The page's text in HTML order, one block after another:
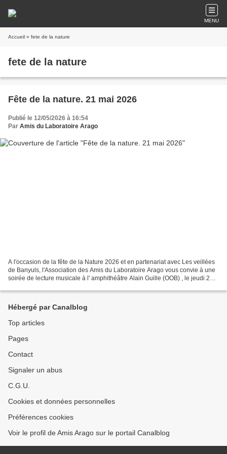
MENU
Accueil » fete de la nature
fete de la nature
Fête de la nature. 21 mai 2026
Publié le 12/05/2026 à 16:54
Par Amis du Laboratoire Arago
A l'occasion de la fête de la Nature 2026 et en partenariat avec Les veillées
de Banyuls, l'Association des Amis du Laboratoire Arago vous convie à une
soirée de lecture musicale à l' amphithéâtre Alain Guille (OOB) , le jeudi 21
Hébergé par Canalblog
Top articles
Pages
Contact
Signaler un abus
C.G.U.
Cookies et données personnelles
Préférences cookies
Voir le profil de Amis Arago sur le portail Canalblog